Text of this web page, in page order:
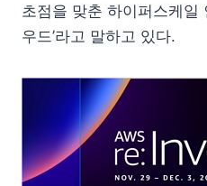
초점을 맞춘 하이퍼스케일
우드’라고 말하고 있다.